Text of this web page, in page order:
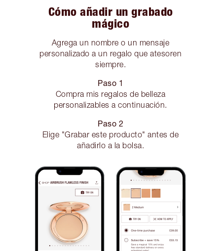
Cómo añadir un grabado
mágico
Agrega un nombre o un mensaje
personalizado a un regalo que atesoren
siempre.
Paso 1
Compra mis regalos de belleza
personalizables a continuación.
Paso 2
Elige "Grabar este producto" antes de
añadirlo a la bolsa.